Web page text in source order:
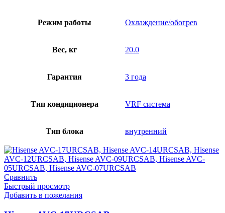
Режим работы Охлаждение/обогрев
Вес, кг 20.0
Гарантия 3 года
Тип кондиционера VRF система
Тип блока внутренний
Сравнить
Быстрый просмотр
Добавить в пожелания